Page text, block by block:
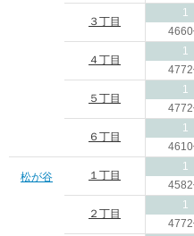
３丁目
1
４丁目
1
５丁目
1
６丁目
1
松が谷 １丁目
1
２丁目
1